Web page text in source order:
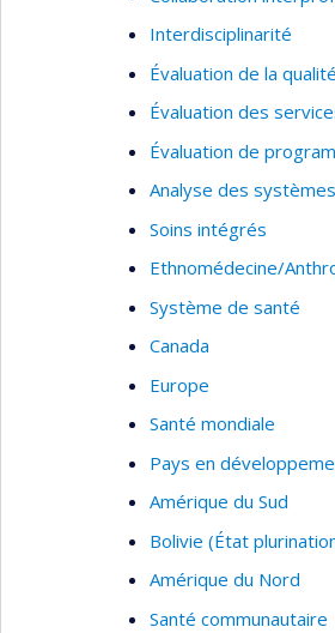
Interdisciplinarité
Évaluation de la
Évaluation des
Évaluation de
Analyse des
Soins intégrés
Ethnomédecine/
Système de santé
Canada
Europe
Santé mondiale
Pays en
Amérique du Sud
Bolivie (État
Amérique du Nord
Santé communautaire